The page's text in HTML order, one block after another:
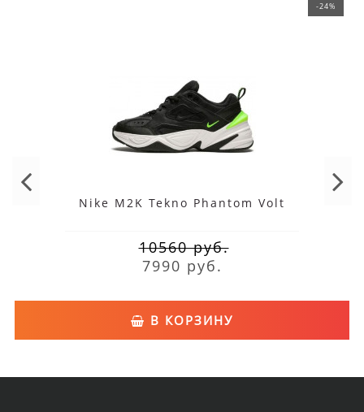
-24%
Nike M2K Tekno Phantom Volt
10560 руб.
7990 руб.
В КОРЗИНУ